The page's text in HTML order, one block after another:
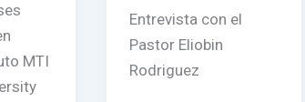
MTI
Entrevista con el
Pastor Eliobin
Rodriguez